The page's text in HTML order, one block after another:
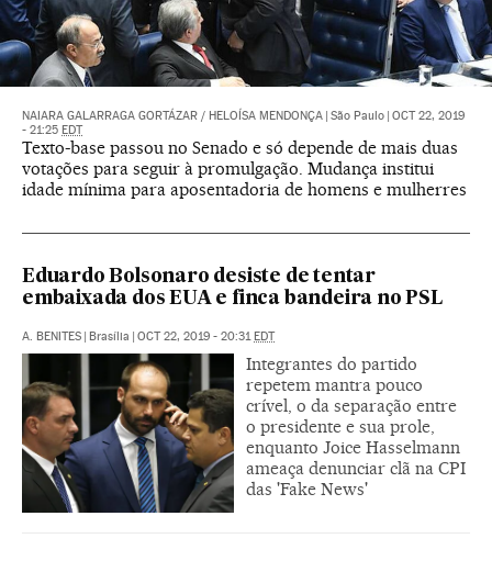
NAIARA GALARRAGA GORTÁZAR / HELOÍSA MENDONÇA São Paulo OCT 22, 2019
- 21:25 EDT
Texto-base passou no Senado e só depende de mais duas
votações para seguir à promulgação. Mudança institui
idade mínima para aposentadoria de homens e mulherres
Eduardo Bolsonaro desiste de tentar
embaixada dos EUA e finca bandeira no PSL
A. BENITES Brasília OCT 22, 2019 - 20:31 EDT
Integrantes do partido
repetem mantra pouco
crível, o da separação entre
o presidente e sua prole,
enquanto Joice Hasselmann
ameaça denunciar clã na CPI
das 'Fake News'